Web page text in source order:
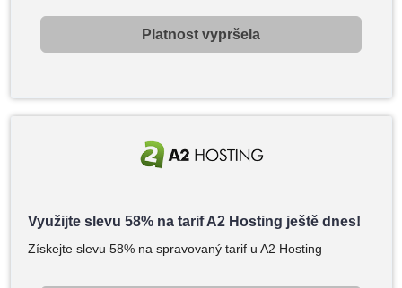
Platnost vypršela
Využijte slevu 58% na tarif A2 Hosting ještě dnes!
Získejte slevu 58% na spravovaný tarif u A2 Hosting